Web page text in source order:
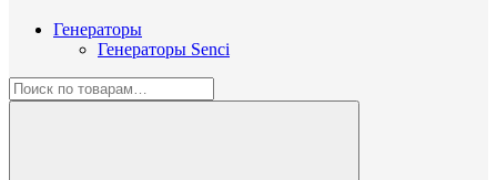
Генераторы
Генераторы Senci